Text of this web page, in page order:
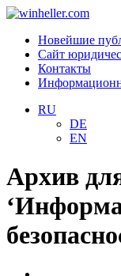
Новейшие
Сайт
Контакты
RU
DE
EN
Архив